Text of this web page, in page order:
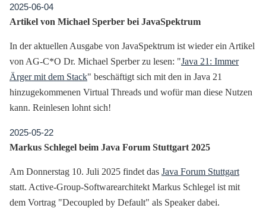
2025-06-04
Artikel von Michael Sperber bei JavaSpektrum
In der aktuellen Ausgabe von JavaSpektrum ist wieder ein Artikel
von AG-C*O Dr. Michael Sperber zu lesen: "Java 21: Immer
Ärger mit dem Stack" beschäftigt sich mit den in Java 21
hinzugekommenen Virtual Threads und wofür man diese Nutzen
kann. Reinlesen lohnt sich!
2025-05-22
Markus Schlegel beim Java Forum Stuttgart 2025
Am Donnerstag 10. Juli 2025 findet das Java Forum Stuttgart
statt. Active-Group-Softwarearchitekt Markus Schlegel ist mit
dem Vortrag "Decoupled by Default" als Speaker dabei.